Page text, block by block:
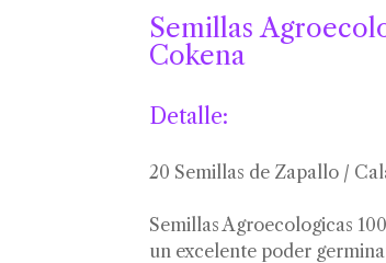
Semillas
Cokena
Detalle:
20 Semillas de Zapallo /
Semillas Agroecologicas
un excelente poder